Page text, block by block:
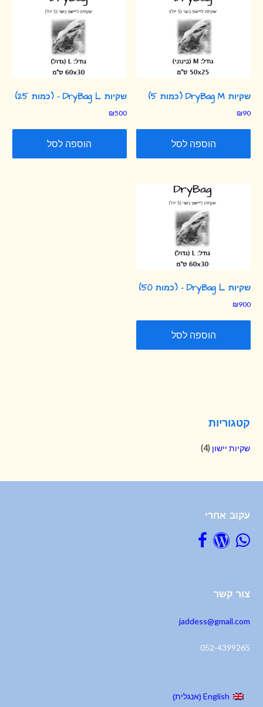
שקיות DryBag M (כמות 5)
₪90
הוספה לסל
שקיות DryBag L – (כמות 25)
₪500
הוספה לסל
שקיות DryBag L – (כמות 50)
₪900
הוספה לסל
קטגוריות
שקיות יישון (4)
עקוב אחרי
צור קשר
jaddess@gmail.com
052-4399265
English
(אנגלית)